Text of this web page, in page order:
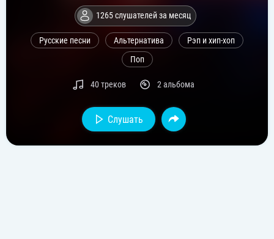
1265 слушателей за месяц
Русские песни Альтернатива
Рэп и хип-хоп
Поп
40 треков 2 альбома
Слушать